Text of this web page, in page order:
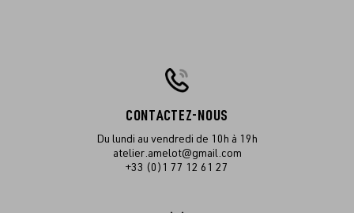
CONTACTEZ-NOUS
Du lundi au vendredi de 10h à 19h
atelier.amelot@gmail.com
+33 (0)1 77 12 61 27